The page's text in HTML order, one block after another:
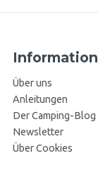
Information
Über uns
Anleitungen
Der Camping-Blog
Newsletter
Über Cookies